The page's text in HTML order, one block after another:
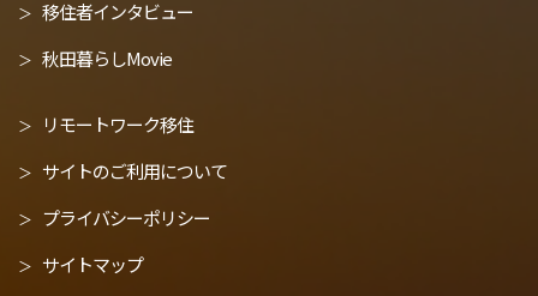
移住者インタビュー
秋田暮らしMovie
リモートワーク移住
サイトのご利用について
プライバシーポリシー
サイトマップ